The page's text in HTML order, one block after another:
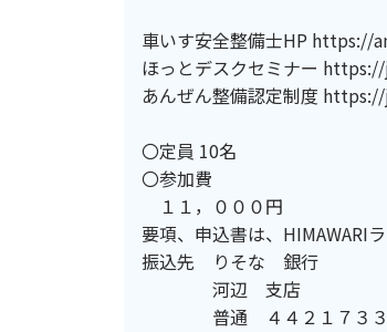
車いす安全整備士HP https://
ほっとデスクセミナー
あんぜん整備認定制度
〇定員 10名
〇参加費
１１，０００円
要項、申込書は、
振込先 りそな 銀行
河辺 支店
普通 ４４２１７３３